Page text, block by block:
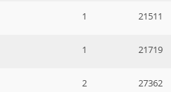
1 21511
1 21719
2 27362